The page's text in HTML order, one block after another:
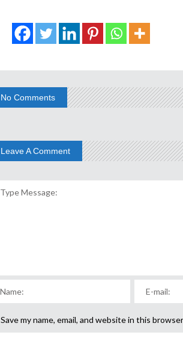
No Comments
Leave A Comment
Save my name, email, and website in this